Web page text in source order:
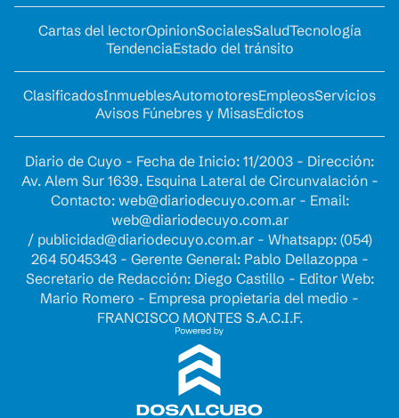
Cartas del lectorOpinionSocialesSaludTecnología
TendenciaEstado del tránsito
ClasificadosInmueblesAutomotoresEmpleosServicios
Avisos Fúnebres y MisasEdictos
Diario de Cuyo - Fecha de Inicio: 11/2003 - Dirección:
Av. Alem Sur 1639. Esquina Lateral de Circunvalación -
Contacto: web@diariodecuyo.com.ar- Email:
web@diariodecuyo.com.ar
/ publicidad@diariodecuyo.com.ar- Whatsapp: (054)
264 5045343 - Gerente General: Pablo Dellazoppa -
Secretario de Redacción: Diego Castillo - Editor Web:
Mario Romero - Empresa propietaria del medio -
FRANCISCO MONTES S.A.C.I.F.